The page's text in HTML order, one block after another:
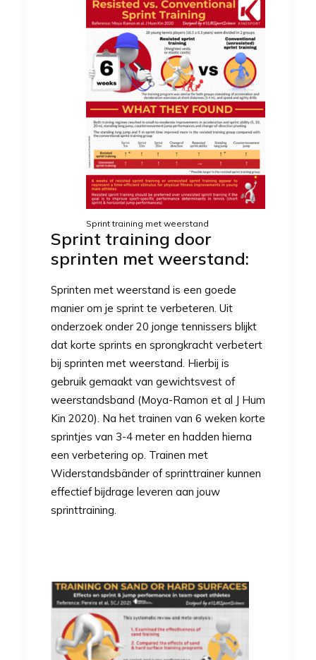
Sprint training met weerstand
Sprint training door
sprinten met weerstand:
Sprinten met weerstand is een goede
manier om je sprint te verbeteren. Uit
onderzoek onder 20 jonge tennissers blijkt
dat korte sprints en sprongkracht verbetert
bij sprinten met weerstand. Hierbij is
gebruik gemaakt van gewichtsvest of
weerstandsband (Moya-Ramon et al J Hum
Kin 2020) . Na het trainen van 6 weken korte
sprintjes van 3-4 meter en hadden hierna
een verbetering op. Trainen met
Widerstandsbänder ofsprinttrainer kunnen
effectief bijdrage leveren aan jouw
sprinttraining.